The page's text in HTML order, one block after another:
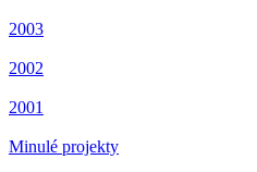
2003
2002
2001
Minulé projekty